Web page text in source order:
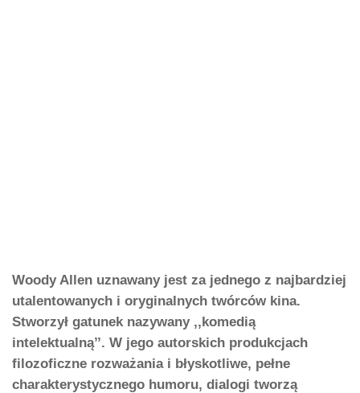
Woody Allen uznawany jest za jednego z najbardziej
utalentowanych i oryginalnych twórców kina.
Stworzył gatunek nazywany ,,komedią
intelektualną’’. W jego autorskich produkcjach
filozoficzne rozważania i błyskotliwe, pełne
charakterystycznego humoru, dialogi tworzą